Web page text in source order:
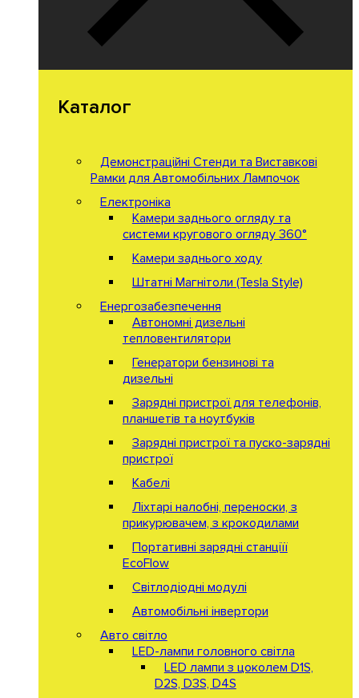
Каталог
Демонстраційні Стенди та Виставкові
Рамки для Автомобільних Лампочок
Електроніка
Камери заднього огляду та
системи кругового огляду 360°
Камери заднього ходу
Штатні Магнітоли (Tesla Style)
Енергозабезпечення
Автономні дизельні
тепловентилятори
Генератори бензинові та
дизельні
Зарядні пристрої для телефонів,
планшетів та ноутбуків
Зарядні пристрої та пуско-зарядні
пристрої
Кабелі
Ліхтарі налобні, переноски, з
прикурювачем, з крокодилами
Портативні зарядні станціїї
EcoFlow
Світлодіодні модулі
Автомобільні інвертори
Авто світло
LED-лампи головного світла
LED лампи з цоколем D1S,
D2S, D3S, D4S